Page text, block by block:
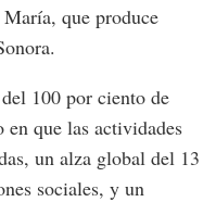
que produce
100 por ciento de
en que las actividades
un alza global del 13
sociales, y un